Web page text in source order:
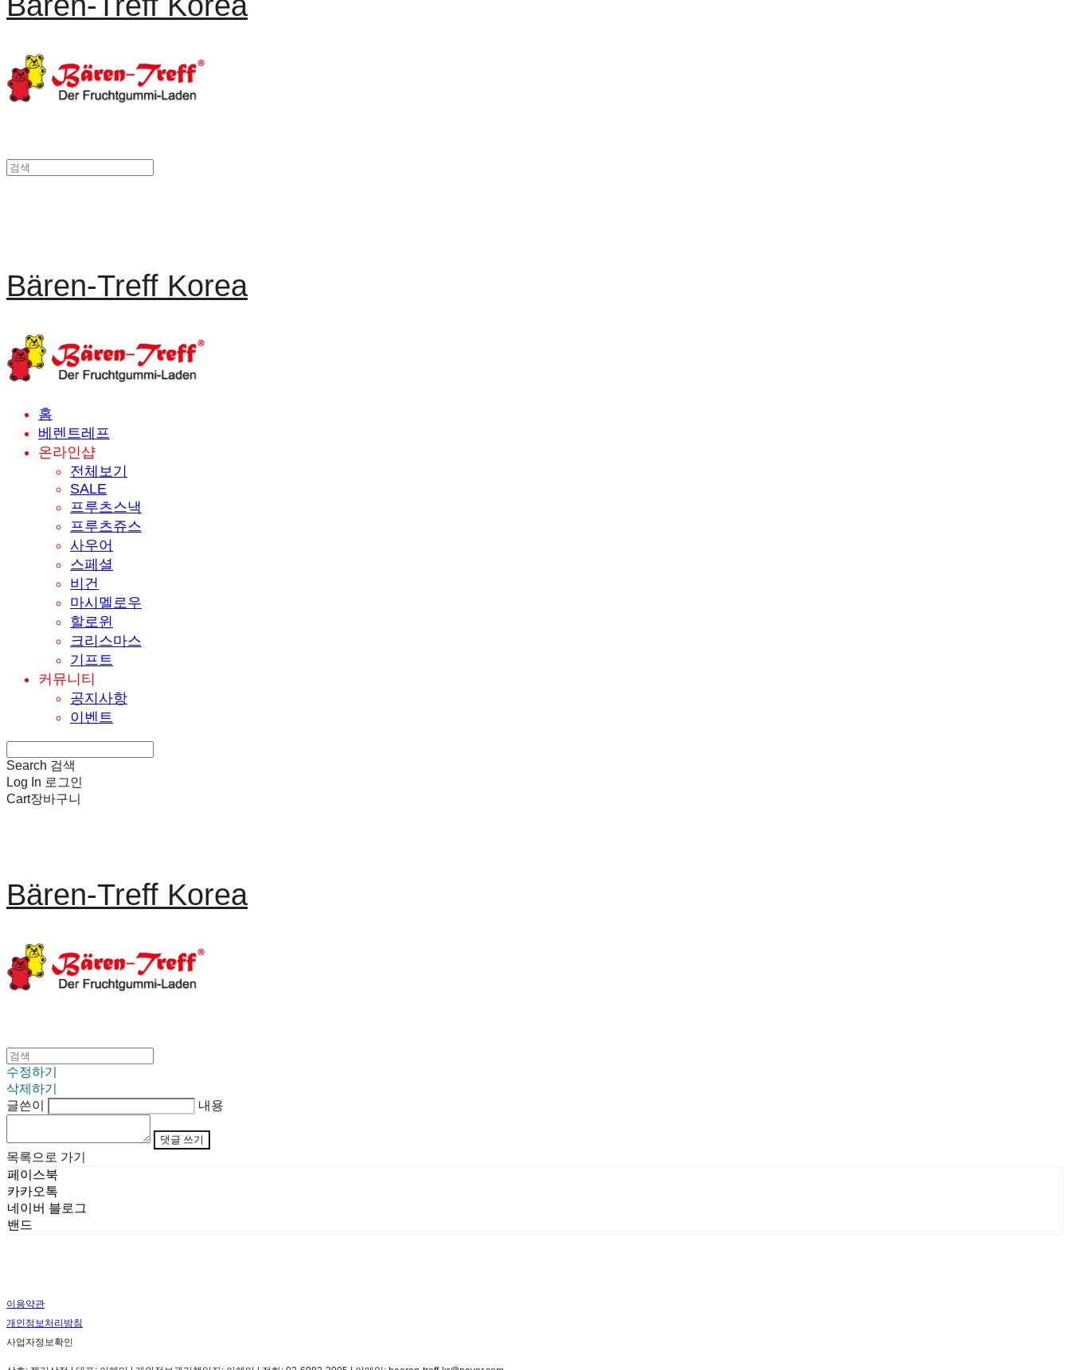
Bären-Treff Korea
홈
베렌트레프
온라인샵
전체보기
SALE
프루츠스낵
프루츠쥬스
사우어
스페셜
비건
마시멜로우
할로윈
크리스마스
기프트
커뮤니티
공지사항
이벤트
Search 검색
Log In 로그인
Cart장바구니
Bären-Treff Korea
수정하기
삭제하기
글쓴이
내용
댓글 쓰기
목록으로 가기
페이스북
카카오톡
네이버 블로그
밴드
이용약관
개인정보처리방침
사업자정보확인